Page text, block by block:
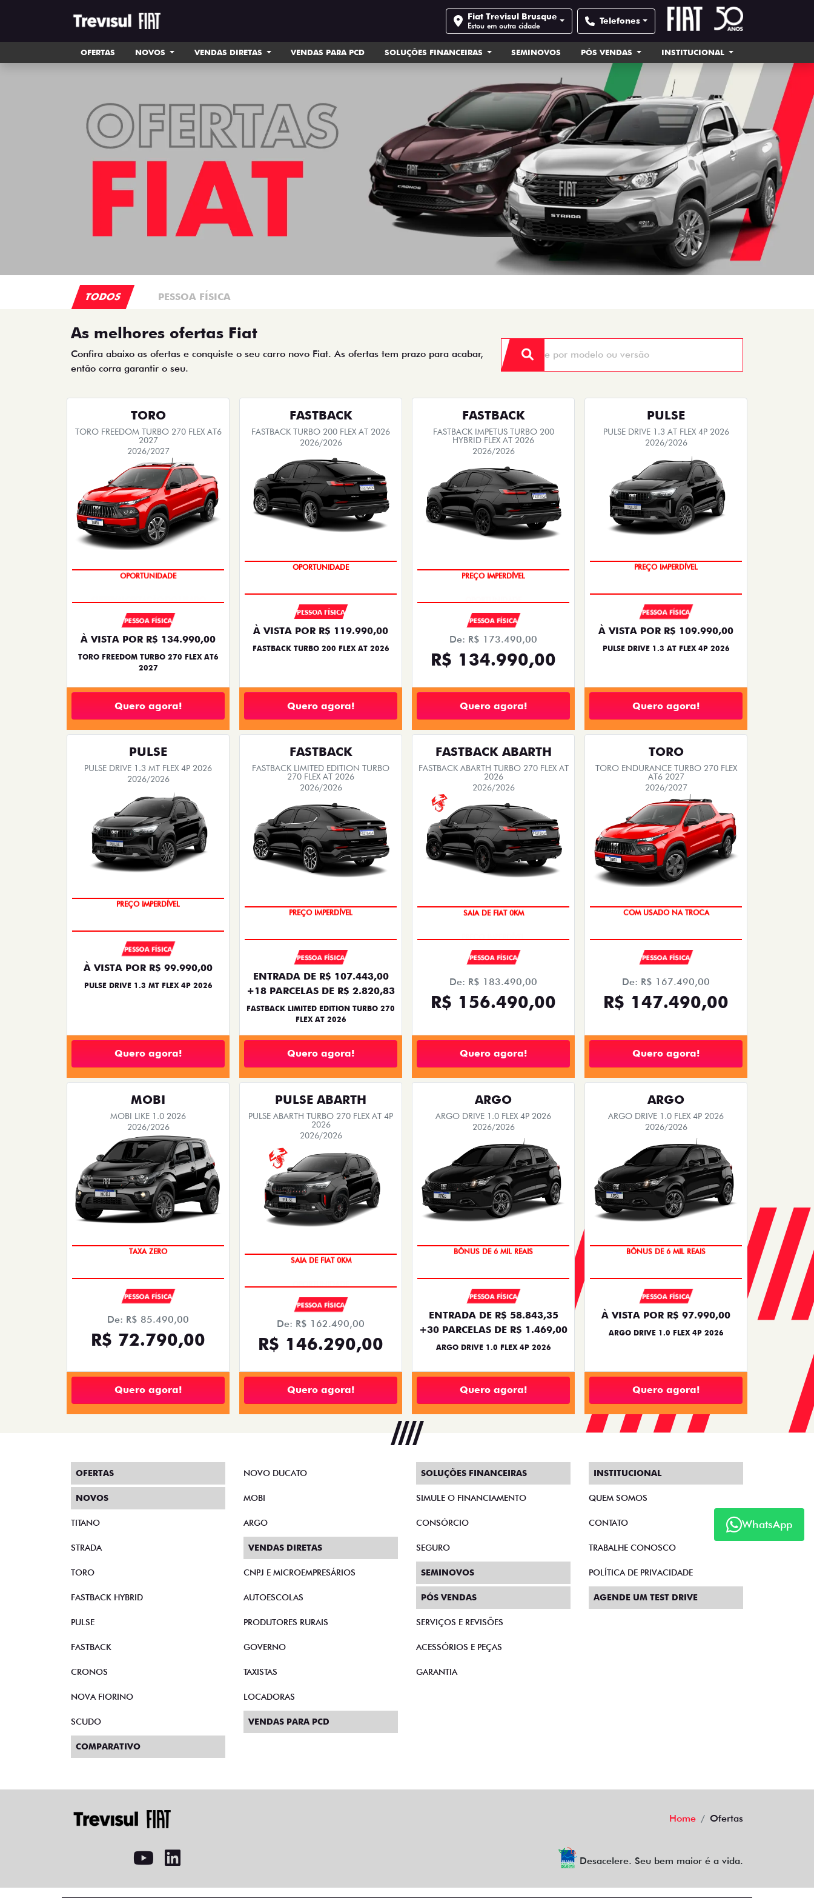
Fiat Trevisul Brusque
Estou em outra cidade Telefones
OFERTAS NOVOS VENDAS DIRETAS VENDAS PARA PCD SOLUÇÕES FINANCEIRAS SEMINOVOS PÓS VENDAS INSTITUCIONAL
TODOS PESSOA FÍSICA
As melhores ofertas Fiat
Confira abaixo as ofertas e conquiste o seu carro novo Fiat. As ofertas tem prazo para acabar,
então corra garantir o seu.
TORO
TORO FREEDOM TURBO 270 FLEX AT6
2027
2026/2027
OPORTUNIDADE
PESSOA FÍSICA
À VISTA POR R$ 134.990,00
TORO FREEDOM TURBO 270 FLEX AT6
2027
Quero agora!
FASTBACK
FASTBACK TURBO 200 FLEX AT 2026
2026/2026
OPORTUNIDADE
PESSOA FÍSICA
À VISTA POR R$ 119.990,00
FASTBACK TURBO 200 FLEX AT 2026
Quero agora!
FASTBACK
FASTBACK IMPETUS TURBO 200
HYBRID FLEX AT 2026
2026/2026
PREÇO IMPERDÍVEL
PESSOA FÍSICA
De: R$ 173.490,00
R$ 134.990,00
Quero agora!
PULSE
PULSE DRIVE 1.3 AT FLEX 4P 2026
2026/2026
PREÇO IMPERDÍVEL
PESSOA FÍSICA
À VISTA POR R$ 109.990,00
PULSE DRIVE 1.3 AT FLEX 4P 2026
Quero agora!
PULSE
PULSE DRIVE 1.3 MT FLEX 4P 2026
2026/2026
PREÇO IMPERDÍVEL
PESSOA FÍSICA
À VISTA POR R$ 99.990,00
PULSE DRIVE 1.3 MT FLEX 4P 2026
Quero agora!
FASTBACK
FASTBACK LIMITED EDITION TURBO
270 FLEX AT 2026
2026/2026
PREÇO IMPERDÍVEL
PESSOA FÍSICA
ENTRADA DE R$ 107.443,00
+18 PARCELAS DE R$ 2.820,83
FASTBACK LIMITED EDITION TURBO 270
FLEX AT 2026
Quero agora!
FASTBACK ABARTH
FASTBACK ABARTH TURBO 270 FLEX AT
2026
2026/2026
SAIA DE FIAT 0KM
PESSOA FÍSICA
De: R$ 183.490,00
R$ 156.490,00
Quero agora!
TORO
TORO ENDURANCE TURBO 270 FLEX
AT6 2027
2026/2027
COM USADO NA TROCA
PESSOA FÍSICA
De: R$ 167.490,00
R$ 147.490,00
Quero agora!
MOBI
MOBI LIKE 1.0 2026
2026/2026
TAXA ZERO
PESSOA FÍSICA
De: R$ 85.490,00
R$ 72.790,00
Quero agora!
PULSE ABARTH
PULSE ABARTH TURBO 270 FLEX AT 4P
2026
2026/2026
SAIA DE FIAT 0KM
PESSOA FÍSICA
De: R$ 162.490,00
R$ 146.290,00
Quero agora!
ARGO
ARGO DRIVE 1.0 FLEX 4P 2026
2026/2026
BÔNUS DE 6 MIL REAIS
PESSOA FÍSICA
ENTRADA DE R$ 58.843,35
+30 PARCELAS DE R$ 1.469,00
ARGO DRIVE 1.0 FLEX 4P 2026
Quero agora!
ARGO
ARGO DRIVE 1.0 FLEX 4P 2026
2026/2026
BÔNUS DE 6 MIL REAIS
PESSOA FÍSICA
À VISTA POR R$ 97.990,00
ARGO DRIVE 1.0 FLEX 4P 2026
Quero agora!
WhatsApp
OFERTAS
NOVOS
TITANO
STRADA
TORO
FASTBACK HYBRID
PULSE
FASTBACK
CRONOS
NOVA FIORINO
SCUDO
NOVO DUCATO
MOBI
ARGO
VENDAS DIRETAS
CNPJ E MICROEMPRESÁRIOS
AUTOESCOLAS
PRODUTORES RURAIS
GOVERNO
TAXISTAS
LOCADORAS
VENDAS PARA PCD
SOLUÇÕES FINANCEIRAS
SIMULE O FINANCIAMENTO
CONSÓRCIO
SEGURO
SEMINOVOS
PÓS VENDAS
SERVIÇOS E REVISÕES
ACESSÓRIOS E PEÇAS
GARANTIA
INSTITUCIONAL
QUEM SOMOS
CONTATO
TRABALHE CONOSCO
POLÍTICA DE PRIVACIDADE
AGENDE UM TEST DRIVE
COMPARATIVO
Home Ofertas
Desacelere. Seu bem maior é a vida.